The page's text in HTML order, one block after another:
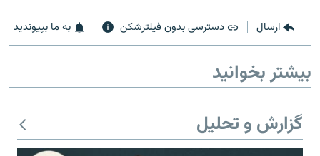
ارسال دسترسی بدون فیلترشکن به ما بپیوندید
بیشتر بخوانید
گزارش و تحلیل